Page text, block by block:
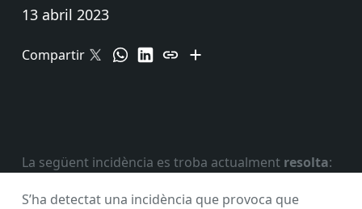
13 abril 2023
Compartir
La següent incidència es troba actualment resolta:
S’ha detectat una incidència que provoca que